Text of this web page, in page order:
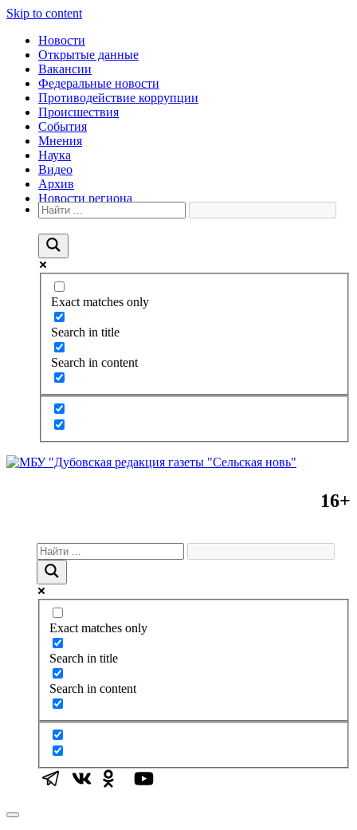
Skip to content
Новости
Открытые данные
Вакансии
Федеральные новости
Противодействие коррупции
Происшествия
События
Мнения
Наука
Видео
Архив
Новости региона
Exact matches only
Search in title
Search in content
16+
Exact matches only
Search in title
Search in content